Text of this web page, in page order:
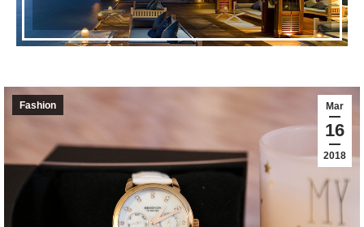
Mar
16
2018
Fashion